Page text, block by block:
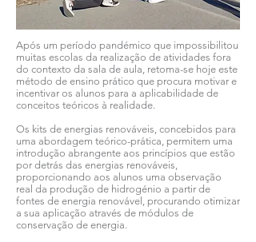
Após um período pandémico que impossibilitou
muitas escolas da realização de atividades fora
do contexto da sala de aula, retoma-se hoje este
método de ensino prático que procura motivar e
incentivar os alunos para a aplicabilidade de
conceitos teóricos à realidade.
Os kits de energias renováveis, concebidos para
uma abordagem teórico-prática, permitem uma
introdução abrangente aos princípios que estão
por detrás das energias renováveis,
proporcionando aos alunos uma observação
real da produção de hidrogénio a partir de
fontes de energia renovável, procurando otimizar
a sua aplicação através de módulos de
conservação de energia.